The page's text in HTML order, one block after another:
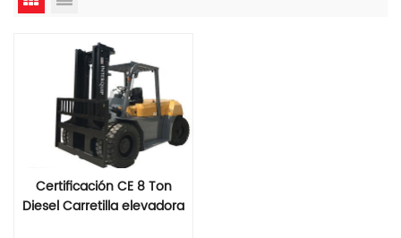
Certificación CE 8 Ton
Diesel Carretilla elevadora